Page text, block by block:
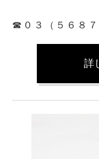
☎０３（５６８７
詳